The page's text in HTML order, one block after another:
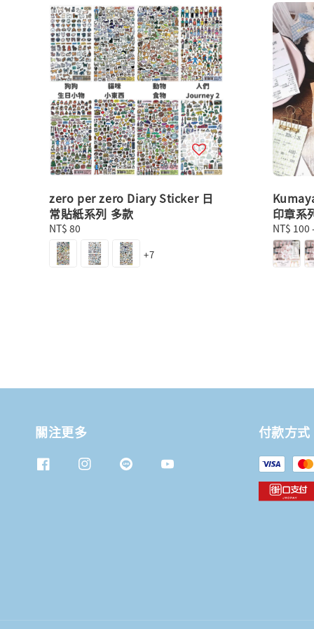
zero per zero Diary Sticker 日
常貼紙系列 多款
Regular
price
NT$ 80
+7
印章系
Regular
price
NT$ 100
關注更多 付款方式